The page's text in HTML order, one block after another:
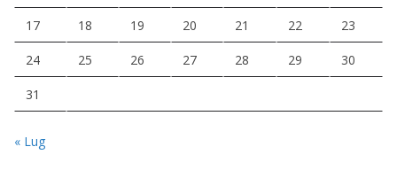
17 18 19 20 21 22 23
24 25 26 27 28 29 30
31
« Lug